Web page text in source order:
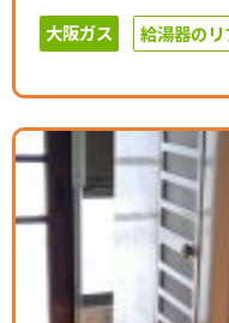
大阪ガス 給湯器の